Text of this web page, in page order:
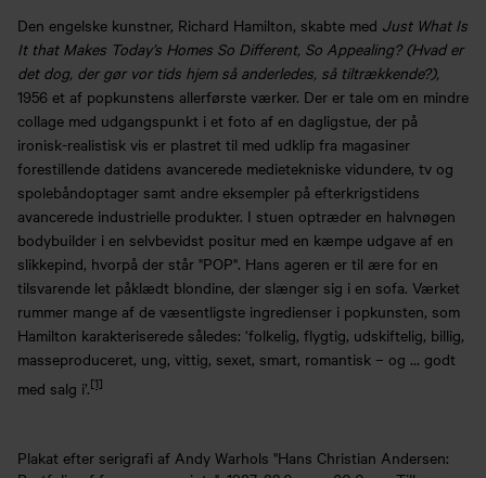
Den engelske kunstner, Richard Hamilton, skabte med Just What Is
It that Makes Today’s Homes So Different, So Appealing? (Hvad er
det dog, der gør vor tids hjem så anderledes, så tiltrækkende?),
1956 et af popkunstens allerførste værker. Der er tale om en mindre
collage med udgangspunkt i et foto af en dagligstue, der på
ironisk-realistisk vis er plastret til med udklip fra magasiner
forestillende datidens avancerede medietekniske vidundere, tv og
spolebåndoptager samt andre eksempler på efterkrigstidens
avancerede industrielle produkter. I stuen optræder en halvnøgen
bodybuilder i en selvbevidst positur med en kæmpe udgave af en
slikkepind, hvorpå der står "POP". Hans ageren er til ære for en
tilsvarende let påklædt blondine, der slænger sig i en sofa. Værket
rummer mange af de væsentligste ingredienser i popkunsten, som
Hamilton karakteriserede således: ‘folkelig, flygtig, udskiftelig, billig,
masseproduceret, ung, vittig, sexet, smart, romantisk – og … godt
med salg i’.[1]
Plakat efter serigrafi af Andy Warhols "Hans Christian Andersen: